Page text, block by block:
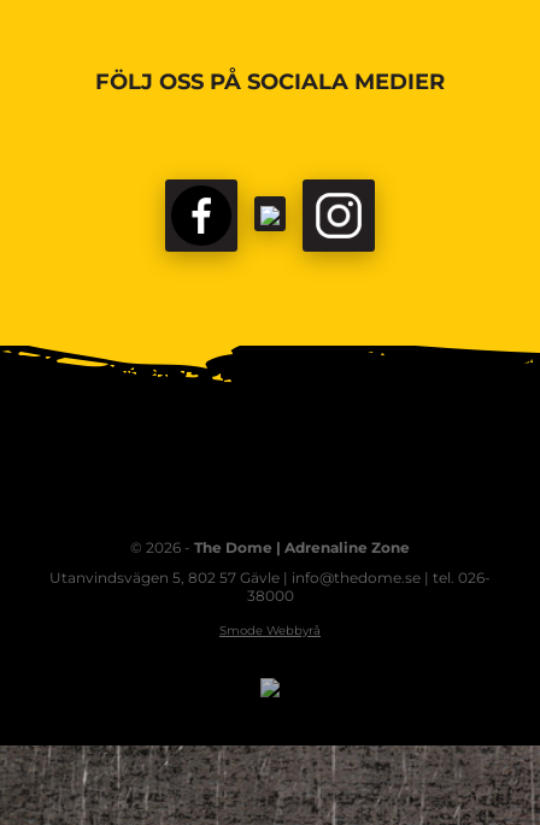
FÖLJ OSS PÅ SOCIALA MEDIER
© 2026 - The Dome | Adrenaline Zone
Utanvindsvägen 5, 802 57 Gävle | info@thedome.se | tel. 026-
38000
Smode Webbyrå